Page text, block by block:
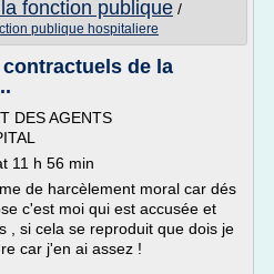
fonction publique /
publique hospitaliere
de la
DES AGENTS
11 h 56 min
de harcèlement moral car dés
c'est moi qui est accusée et
, si cela se reproduit que dois je
car j'en ai assez !